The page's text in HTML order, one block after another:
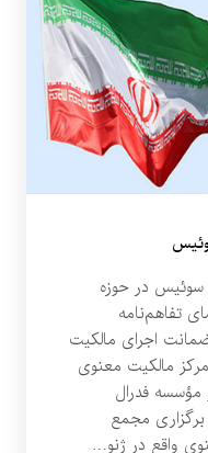
سوئیس در حوزه
تفاهم‌نامه
اجرای مالکیت
مالکیت معنوی
مؤسسه فدرال
مجمع
واقع در ژنو…